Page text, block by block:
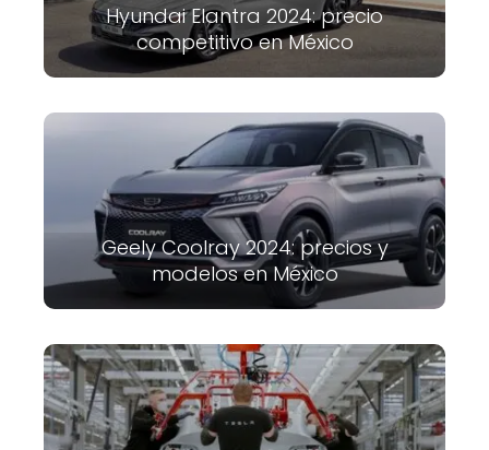
Hyundai Elantra 2024: precio
competitivo en México
Geely Coolray 2024: precios y
modelos en México